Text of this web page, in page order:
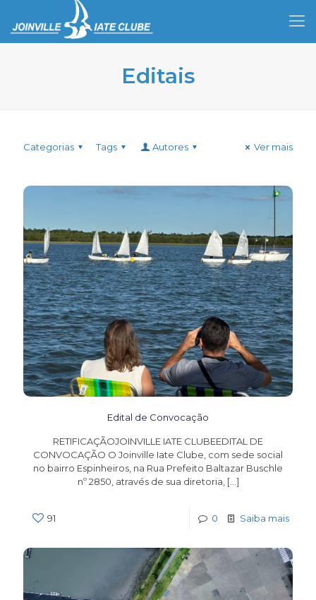
Editais
Categorias Tags Autores Ver mais
Edital de Convocação
RETIFICAÇÃOJOINVILLE IATE CLUBEEDITAL DE
CONVOCAÇÃO O Joinville Iate Clube, com sede social
no bairro Espinheiros, na Rua Prefeito Baltazar Buschle
nº 2850, através de sua diretoria, […]
91 0 Saiba mais